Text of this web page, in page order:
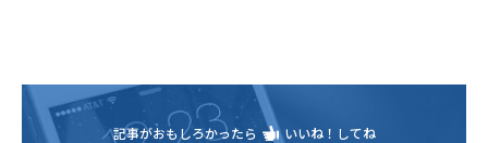
記事がおもしろかったら いいね！してね